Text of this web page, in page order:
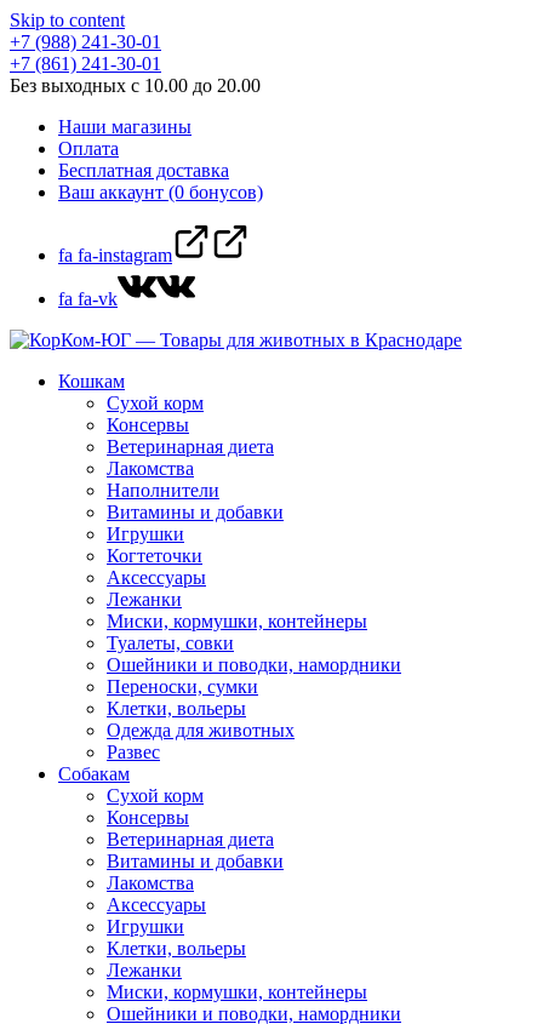
Skip to content
+7 (988) 241-30-01
+7 (861) 241-30-01
Без выходных с 10.00 до 20.00
Наши магазины
Оплата
Бесплатная доставка
Ваш аккаунт (0 бонусов)
fa fa-instagram
fa fa-vk
Кошкам
Сухой корм
Консервы
Ветеринарная диета
Лакомства
Наполнители
Витамины и добавки
Игрушки
Когтеточки
Аксессуары
Лежанки
Миски, кормушки, контейнеры
Туалеты, совки
Ошейники и поводки, намордники
Переноски, сумки
Клетки, вольеры
Одежда для животных
Развес
Собакам
Сухой корм
Консервы
Ветеринарная диета
Витамины и добавки
Лакомства
Аксессуары
Игрушки
Клетки, вольеры
Лежанки
Миски, кормушки, контейнеры
Ошейники и поводки, намордники